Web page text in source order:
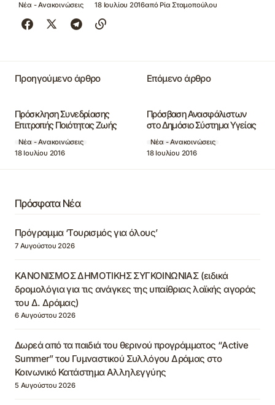
Νέα - Ανακοινώσεις 18 Ιουλίου 2016από Ρία Σταμοπούλου
Προηγούμενο άρθρο
Πρόσκληση Συνεδρίασης
Επιτροπής Ποιότητας Ζωής
Νέα - Ανακοινώσεις
18 Ιουλίου 2016
Επόμενο άρθρο
Πρόσβαση Ανασφάλιστων
στο Δημόσιο Σύστημα Υγείας
Νέα - Ανακοινώσεις
18 Ιουλίου 2016
Πρόσφατα Νέα
Πρόγραμμα ‘Τουρισμός για όλους’
7 Αυγούστου 2026
ΚΑΝΟΝΙΣΜΟΣ ΔΗΜΟΤΙΚΗΣ ΣΥΓΚΟΙΝΩΝΙΑΣ (ειδικά
δρομολόγια για τις ανάγκες της υπαίθριας λαϊκής αγοράς
του Δ. Δράμας)
6 Αυγούστου 2026
Δωρεά από τα παιδιά του θερινού προγράμματος “Active
Summer” του Γυμναστικού Συλλόγου Δράμας στο
Κοινωνικό Κατάστημα Αλληλεγγύης
5 Αυγούστου 2026